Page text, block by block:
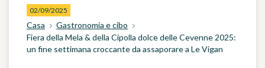
02/09/2025
Casa
Gastronomia e cibo
Fiera della Mela & della Cipolla dolce delle Cevenne 2025:
un fine settimana croccante da assaporare a Le Vigan